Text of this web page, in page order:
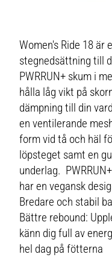
Women's Ride 18
stegnedsättning till
PWRRUN+ skum i
hålla låg vikt på
dämpning till din
en ventilerande
form vid tå och häl
löpsteget samt en
underlag.
har en vegansk
Bredare och stabil
Bättre rebound:
känn dig full av
hel dag på fötterna